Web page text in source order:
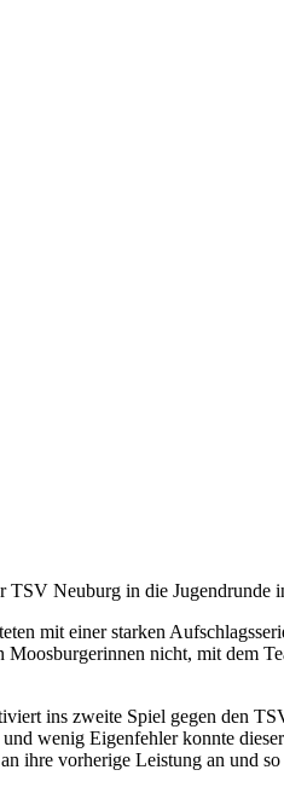
TSV Neuburg in die Jugendrunde
mit einer starken
nicht, mit dem
ins zweite Spiel gegen den
wenig Eigenfehler konnte
ihre vorherige Leistung an und